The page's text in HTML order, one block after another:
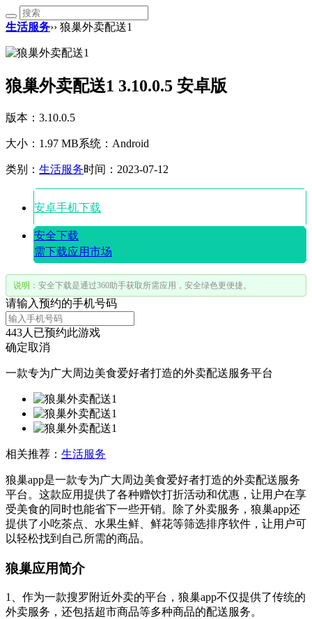
生活服务›› 狼巢外卖配送1
狼巢外卖配送1 3.10.0.5 安卓版
版本：3.10.0.5
大小：1.97 MB系统：Android
类别： 生活服务时间：2023-07-12
安卓手机下载
安全下载
需下载应用市场
说明： 安全下载是通过360助手获取所需应用，安全绿色更便捷。
请输入预约的手机号码
443人已预约此游戏
确定取消
一款专为广大周边美食爱好者打造的外卖配送服务平台
相关推荐： 生活服务
狼巢app是一款专为广大周边美食爱好者打造的外卖配送服务
平台。这款应用提供了各种赠饮打折活动和优惠，让用户在享
受美食的同时也能省下一些开销。除了外卖服务，狼巢app还
提供了小吃茶点、水果生鲜、鲜花等筛选排序软件，让用户可
以轻松找到自己所需的商品。
狼巢应用简介
1、作为一款搜罗附近外卖的平台，狼巢app不仅提供了传统的
外卖服务，还包括超市商品等多种商品的配送服务。